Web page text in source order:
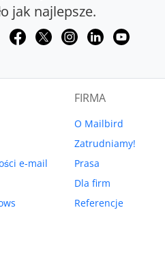
jak najlepsze.
e-mail
FIRMA
O Mailbird
Zatrudniamy!
Prasa
Dla firm
Referencje